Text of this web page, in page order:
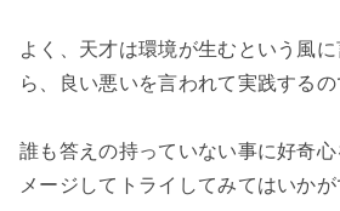
よく、天才は環境が生むという風
ら、良い悪いを言われて実践するの
誰も答えの持っていない事に好奇
メージしてトライしてみてはいか